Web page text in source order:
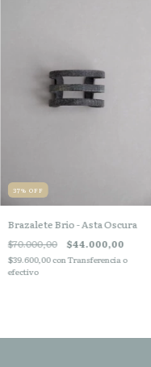
37% OFF
Brazalete Brio - Asta Oscura
$70.000,00 $44.000,00
$39.600,00conTransferencia o
efectivo